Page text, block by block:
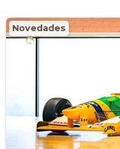
Novedades